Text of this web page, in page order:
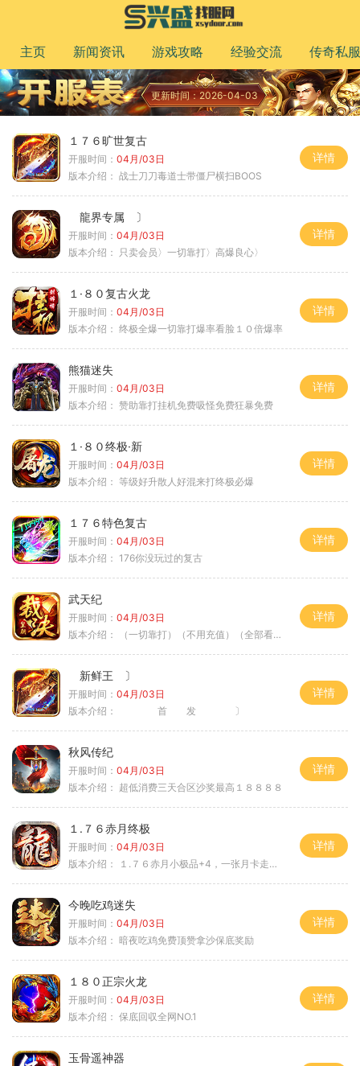
主页 新闻资讯 游戏攻略 经验交流 传奇私服
更新时间：2026-04-03
１７６旷世复古
开服时间： 04月/03日
版本介绍： 战士刀刀毒道士带僵尸横扫BOOS
详情
龍界专属 〕
开服时间： 04月/03日
版本介绍： 只卖会员〉一切靠打〉高爆良心〉
详情
１·８０复古火龙
开服时间： 04月/03日
版本介绍： 终极全爆一切靠打爆率看脸１０倍爆率
详情
熊猫迷失
开服时间： 04月/03日
版本介绍： 赞助靠打挂机免费吸怪免费狂暴免费
详情
１·８０终极·新
开服时间： 04月/03日
版本介绍： 等级好升散人好混来打终极必爆
详情
１７６特色复古
开服时间： 04月/03日
版本介绍： 176你没玩过的复古
详情
武天纪
开服时间： 04月/03日
版本介绍：
（一切靠打）（不用充值）（全部看脸）
详情
新鲜王 〕
开服时间： 04月/03日
版本介绍：
首 发 〕
详情
秋风传纪
开服时间： 04月/03日
版本介绍： 超低消费三天合区沙奖最高１８８８８
详情
１.７６赤月终极
开服时间： 04月/03日
版本介绍：
１.７６赤月小极品+4，一张月卡走天涯c
详情
今晚吃鸡迷失
开服时间： 04月/03日
版本介绍： 暗夜吃鸡免费顶赞拿沙保底奖励
详情
１８０正宗火龙
开服时间： 04月/03日
版本介绍： 保底回収全网NO.1
详情
玉骨遥神器